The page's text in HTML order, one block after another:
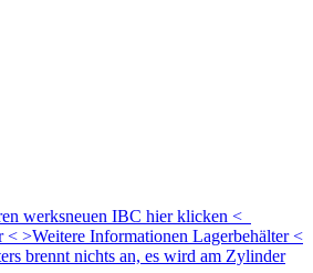
werksneuen IBC hier klicken <
>Weitere Informationen Lagerbehälter <
brennt nichts an, es wird am Zylinder